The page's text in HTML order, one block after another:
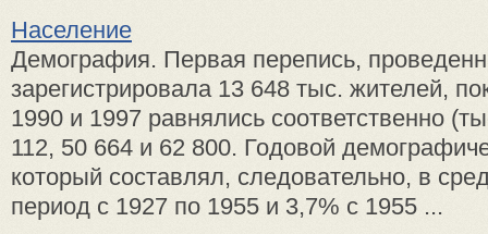
Население
Демография. Первая перепись,
зарегистрировала 13 648 тыс. жителей,
1990 и 1997 равнялись соответственно
112, 50 664 и 62 800. Годовой
который составлял, следовательно, в
период с 1927 по 1955 и 3,7% с 1955 ...